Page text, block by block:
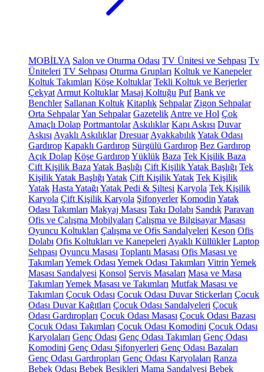
MOBİLYA Salon ve Oturma Odası TV Ünitesi ve Sehpası Tv
Üniteleri TV Sehpası Oturma Grupları Koltuk ve Kanepeler
Koltuk Takımları Köşe Koltuklar Tekli Koltuk ve Berjerler
Çekyat Armut Koltuklar Masaj Koltuğu Puf Bank ve
Benchler Sallanan Koltuk Kitaplık Sehpalar Zigon Sehpalar
Orta SehpalarYan Sehpalar Gazetelik Antre ve Hol Çok
Amaçlı Dolap Portmantolar Askılıklar Kapı Askısı Duvar
Askısı Ayaklı Askılıklar Dresuar AyakkabılıkYatak Odası
Gardırop Kapaklı Gardırop Sürgülü Gardırop Bez Gardırop
Açık Dolap Köşe GardıropYüklük Baza Tek Kişilik Baza
Çift Kişilik Baza Yatak Başlığı Çift Kişilik Yatak Başlığı Tek
Kişilik Yatak Başlığı Yatak Çift Kişilik Yatak Tek Kişilik
Yatak Hasta Yatağı Yatak Pedi & Şiltesi Karyola Tek Kişilik
Karyola Çift Kişilik Karyola Şifonyerler Komodin Yatak
Odası Takımları Makyaj Masası Takı Dolabı Sandık Paravan
Ofis ve Çalışma Mobilyaları Çalışma ve Bilgisayar Masası
Oyuncu Koltukları Çalışma ve Ofis Sandalyeleri Keson Ofis
Dolabı Ofis Koltukları ve Kanepeleri Ayaklı Küllükler Laptop
Sehpası Oyuncu Masası Toplantı Masası Ofis Masası ve
Takımları Yemek Odası Yemek Odası Takımları Vitrin Yemek
Masası Sandalyesi Konsol Servis Masaları Masa ve Masa
Takımları Yemek Masası ve Takımları Mutfak Masası ve
Takımları Çocuk Odası Çocuk Odası Duvar Stickerları Çocuk
Odası Duvar Kağıtları Çocuk Odası Sandalyeleri Çocuk
Odası Gardıropları Çocuk Odası Masası Çocuk Odası Bazası
Çocuk Odası Takımları Çocuk Odası Komodini Çocuk Odası
Karyolaları Genç Odası Genç Odası Takımları Genç Odası
Komodini Genç Odası Şifonyerleri Genç Odası Bazaları
Genç Odası Gardıropları Genç Odası Karyolaları Ranza
Bebek Odası Bebek Beşikleri Mama Sandalyesi Bebek